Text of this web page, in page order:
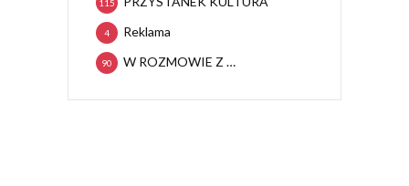
115
Reklama
4
W ROZMOWIE Z …
90